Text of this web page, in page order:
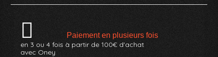
Paiement en plusieurs fois
en 3 ou 4 fois à partir de 100€ d'achat
avec Oney